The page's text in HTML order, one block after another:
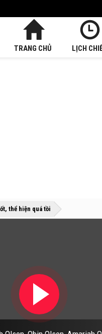
TRANG CHỦ LỊCH
»»
thể hiện quá tồi